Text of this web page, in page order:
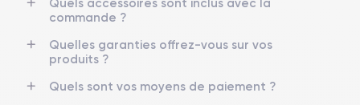
Nom CPU
Apple A16 Bionic 6
commande ?
Quelles garanties offrez-vous sur vos
produits ?
Quels sont vos moyens de paiement ?